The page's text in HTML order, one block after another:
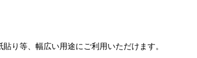
り等、幅広い用途にご利用いただけます。